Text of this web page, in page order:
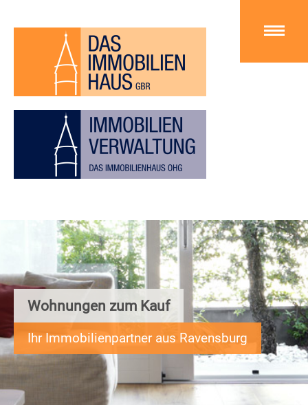
Wohnungen zum Kauf
Ihr Immobilienpartner aus Ravensburg